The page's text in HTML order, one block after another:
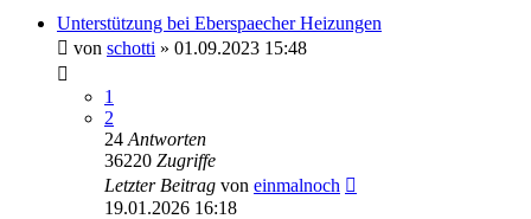
Unterstützung bei Eberspaecher Heizungen
von schotti » 01.09.2023 15:48
1
2
24 Antworten
36220 Zugriffe
Letzter Beitrag von einmalnoch
19.01.2026 16:18